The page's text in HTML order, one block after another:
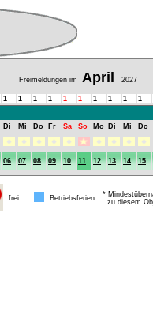
Freimeldungen im April 2027
1 1 1 1 1 1 1 1 1 1
Di Mi Do Fr Sa So Mo Di Mi Do
06 07 08 09 10 11 12 13 14 15
frei Betriebsferien
*
zu diesem